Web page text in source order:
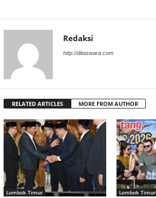
Redaksi
http://ditaswara.com
RELATED ARTICLES MORE FROM AUTHOR
Lombok Timur Lombok Timur